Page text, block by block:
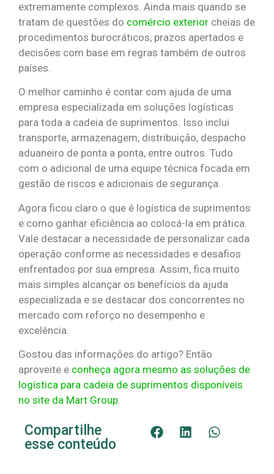
extremamente complexos. Ainda mais quando se
tratam de questões do comércio exterior cheias de
procedimentos burocráticos, prazos apertados e
decisões com base em regras também de outros
países.
O melhor caminho é contar com ajuda de uma
empresa especializada em soluções logísticas
para toda a cadeia de suprimentos. Isso inclui
transporte, armazenagem, distribuição, despacho
aduaneiro de ponta a ponta, entre outros. Tudo
com o adicional de uma equipe técnica focada em
gestão de riscos e adicionais de segurança.
Agora ficou claro o que é logística de suprimentos
e como ganhar eficiência ao colocá-la em prática.
Vale destacar a necessidade de personalizar cada
operação conforme as necessidades e desafios
enfrentados por sua empresa. Assim, fica muito
mais simples alcançar os benefícios da ajuda
especializada e se destacar dos concorrentes no
mercado com reforço no desempenho e
excelência.
Gostou das informações do artigo? Então
aproveite e conheça agora mesmo as soluções de
logística para cadeia de suprimentos disponíveis
no site da Mart Group.
Compartilhe
esse conteúdo